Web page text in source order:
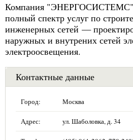
Компания "ЭНЕРГОСИСТЕМС"
полный спектр услуг по
инженерных сетей —
наружных и внутрених сетей
электроосвещения.
Контактные данные
Город: Москва
Адрес: ул. Шаболовка, д. 34